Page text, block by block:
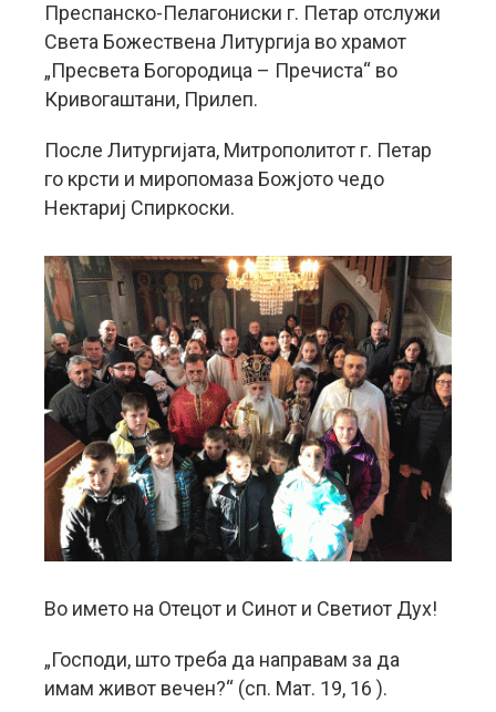
Преспанско-Пелагониски г. Петар отслужи
Света Божествена Литургија во храмот
„Пресвета Богородица – Пречиста“ во
Кривогаштани, Прилеп.
После Литургијата, Митрополитот г. Петар
го крсти и миропомаза Божјото чедо
Нектариј Спиркоски.
Во името на Отецот и Синот и Светиот Дух!
„Господи, што треба да направам за да
имам живот вечен?“ (сп. Мат. 19, 16 ).